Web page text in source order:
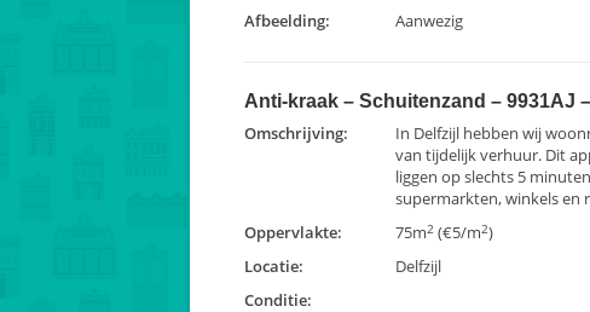
Afbeelding:
Aanwezig
Anti-kraak – Schuitenzand – 9931AJ
Omschrijving:
In Delfzijl hebben wij
van tijdelijk verhuur. Dit
liggen op slechts 5
supermarkten, winkels en
Oppervlakte:
75m2 (€5/m2)
Locatie:
Delfzijl
Conditie: